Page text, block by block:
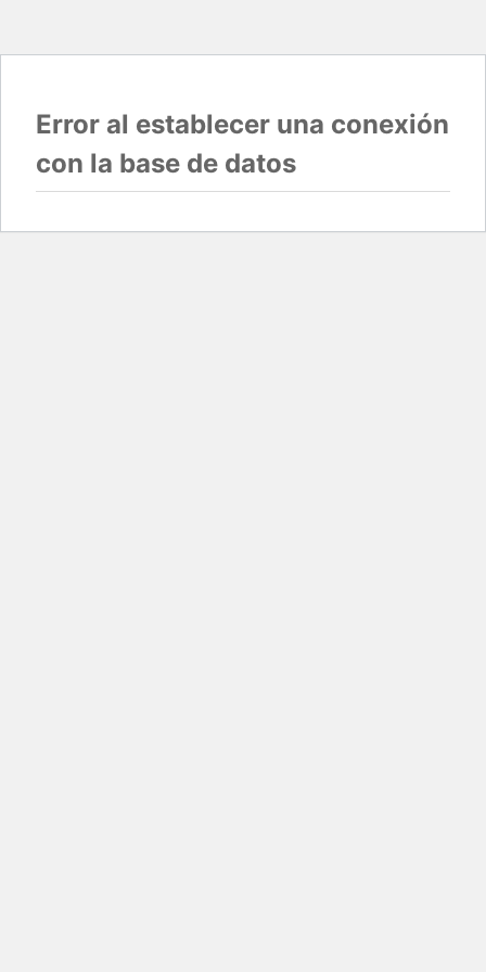
Error al establecer una conexión
con la base de datos